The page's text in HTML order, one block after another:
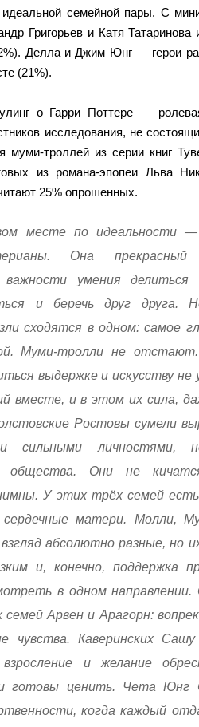
семейной пары. С
Григорьев и Катя Татаринова
Делла и Джим Юнг — герои
(21%).
о Гарри Поттере —
исследования, не
троллей из серии книг
из романа-эпопеи Льва
25% опрошенных.
месте по идеальности
Она прекрасный
важности умения делиться
и беречь друг друга.
сходятся в одном: самое
Муми-тролли не
выдержке и искусству не
вместе, и в этом их сила,
Ростовы сумели
сильными личностями,
Они не
У этих трёх семей
матери. Молли,
абсолютно разные, но
и, конечно, поддержка
в одном направлении.
Арвен и Арагорн:
чувства. Каверинских
и желание
готовы ценить. Чета Юнг
когда каждый